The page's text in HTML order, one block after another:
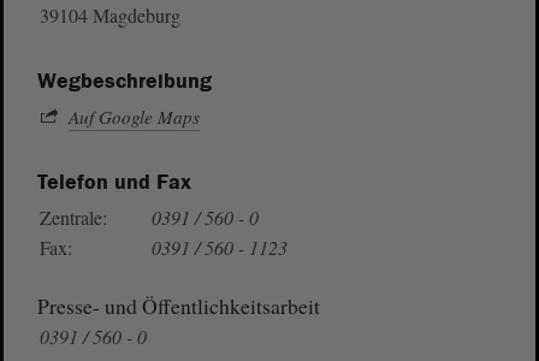
39104 Magdeburg
Wegbeschreibung
Auf Google Maps
Telefon und Fax
Zentrale:
0391 / 560 - 0
Fax:
0391 / 560 - 1123
Presse- und Öffentlichkeitsarbeit
0391 / 560 - 0